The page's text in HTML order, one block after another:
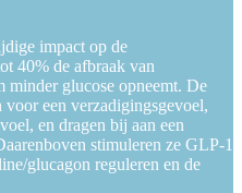
impact op de
40% de afbraak van
minder glucose opneemt. De
een verzadigingsgevoel,
en dragen bij aan een
stimuleren ze GLP-1
glucagon reguleren en de